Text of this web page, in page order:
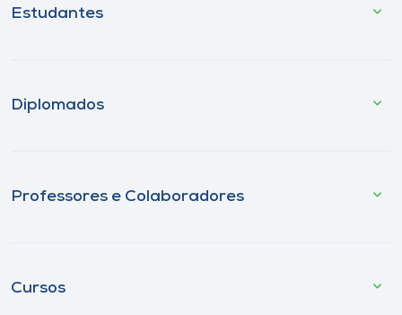
Estudantes
Diplomados
Professores e Colaboradores
Cursos